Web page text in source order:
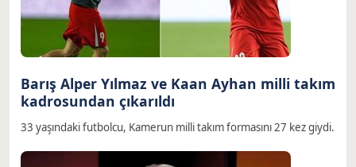
Barış Alper Yılmaz ve Kaan Ayhan milli takım
kadrosundan çıkarıldı
33 yaşındaki futbolcu, Kamerun milli takım formasını 27 kez giydi.